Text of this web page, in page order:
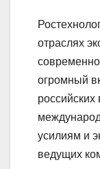
отраслях
огромный
российских
усилиям и
ведущих